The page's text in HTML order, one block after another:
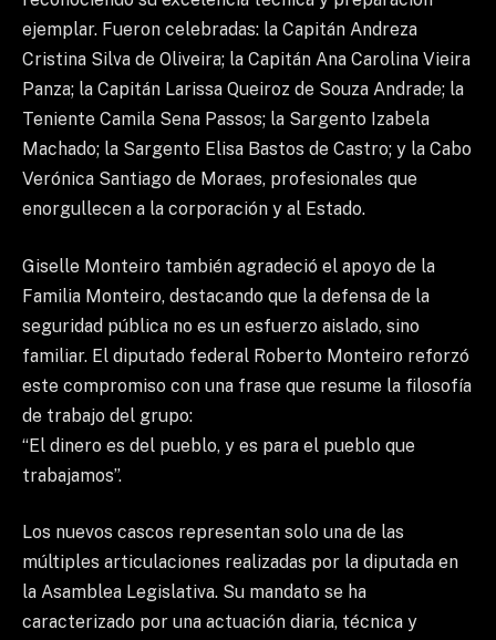
ejemplar. Fueron celebradas: la Capitán Andreza
Cristina Silva de Oliveira; la Capitán Ana Carolina Vieira
Panza; la Capitán Larissa Queiroz de Souza Andrade; la
Teniente Camila Sena Passos; la Sargento Izabela
Machado; la Sargento Elisa Bastos de Castro; y la Cabo
Verónica Santiago de Moraes, profesionales que
enorgullecen a la corporación y al Estado.
Giselle Monteiro también agradeció el apoyo de la
Familia Monteiro, destacando que la defensa de la
seguridad pública no es un esfuerzo aislado, sino
familiar. El diputado federal Roberto Monteiro reforzó
este compromiso con una frase que resume la filosofía
de trabajo del grupo:
“El dinero es del pueblo, y es para el pueblo que
trabajamos”.
Los nuevos cascos representan solo una de las
múltiples articulaciones realizadas por la diputada en
la Asamblea Legislativa. Su mandato se ha
caracterizado por una actuación diaria, técnica y